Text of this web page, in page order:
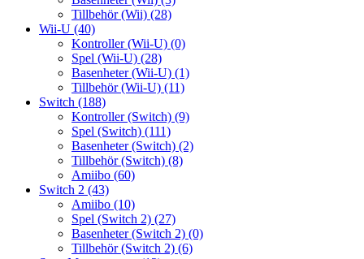
Tillbehör (Wii) (28)
Wii-U (40)
Kontroller (Wii-U) (0)
Spel (Wii-U) (28)
Basenheter (Wii-U) (1)
Tillbehör (Wii-U) (11)
Switch (188)
Kontroller (Switch) (9)
Spel (Switch) (111)
Basenheter (Switch) (2)
Tillbehör (Switch) (8)
Amiibo (60)
Switch 2 (43)
Amiibo (10)
Spel (Switch 2) (27)
Basenheter (Switch 2) (0)
Tillbehör (Switch 2) (6)